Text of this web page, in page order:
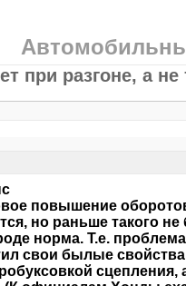
при разгоне, а
повышение
но раньше такого
норма. Т.е.
свои былые
сцепления,